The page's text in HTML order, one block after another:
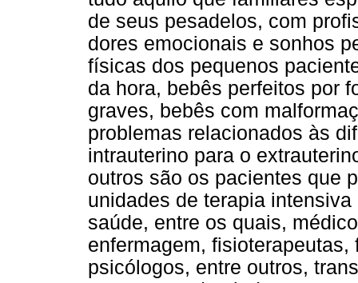
de seus pesadelos, com
dores emocionais e sonhos
físicas dos pequenos
da hora, bebês perfeitos por
graves, bebês com
problemas relacionados às
intrauterino para o
outros são os pacientes que
unidades de terapia
saúde, entre os quais,
enfermagem,
psicólogos, entre outros,